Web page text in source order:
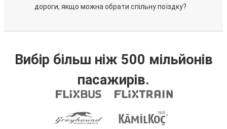
дороги, якщо можна обрати спільну поїздку?
Вибір більш ніж 500 мільйонів
пасажирів.